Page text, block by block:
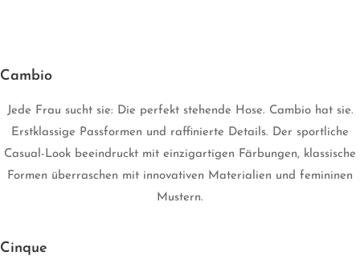
Cambio
Jede Frau sucht sie: Die perfekt stehende Hose. Cambio hat sie.
Erstklassige Passformen und raffinierte Details. Der sportliche
Casual-Look beeindruckt mit einzigartigen Färbungen, klassische
Formen überraschen mit innovativen Materialien und femininen
Mustern.
Cinque